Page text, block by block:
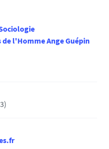
de l'Homme Ange Guépin